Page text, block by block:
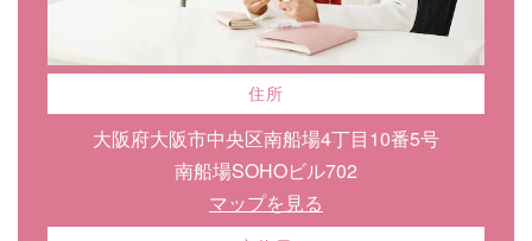
住所
大阪府大阪市中央区南船場4丁目10番5号
南船場SOHOビル702
マップを見る